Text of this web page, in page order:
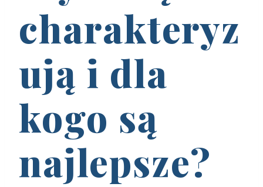
charakteryz
ują i dla
kogo są
najlepsze?